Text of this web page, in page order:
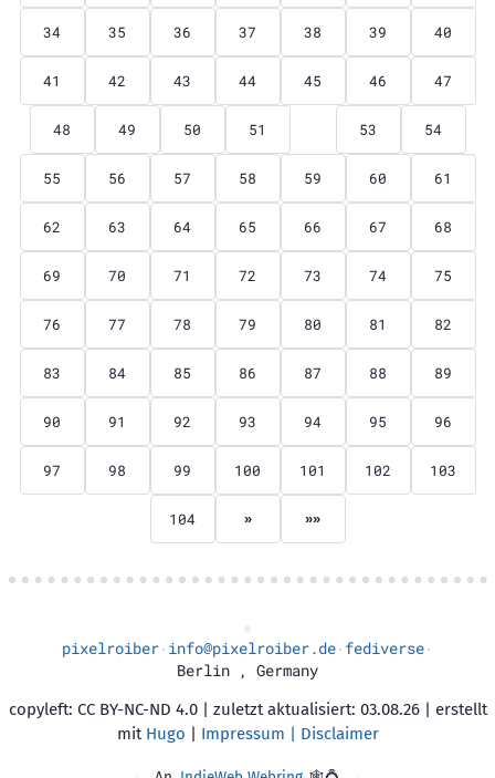
34 35 36 37 38 39 40
41 42 43 44 45 46 47
48 49 50 51 53 54
55 56 57 58 59 60 61
62 63 64 65 66 67 68
69 70 71 72 73 74 75
76 77 78 79 80 81 82
83 84 85 86 87 88 89
90 91 92 93 94 95 96
97 98 99 100 101 102 103
104 » »»
pixelroiber· info@pixelroiber.de· fediverse·
Berlin , Germany
copyleft: CC BY-NC-ND 4.0 | zuletzt aktualisiert: 03.08.26 | erstellt
mit Hugo | Impressum | Disclaimer